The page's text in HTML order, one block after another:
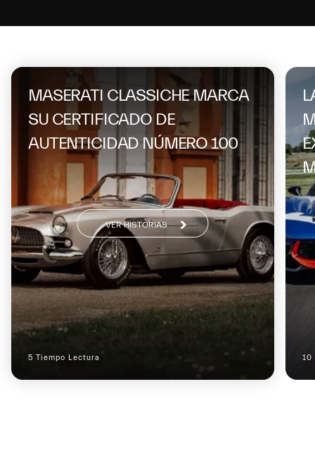
MASERATI CLASSICHE MARCA
SU CERTIFICADO DE
AUTENTICIDAD NÚMERO 100
5 Tiempo Lectura
VER HISTORIAS
10